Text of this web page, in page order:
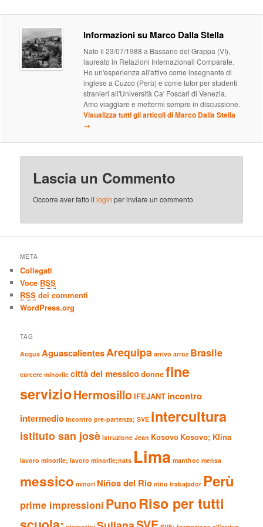
Informazioni su Marco Dalla Stella
Nato il 23/07/1988 a Bassano del Grappa (VI),
laureato in Relazioni Internazionali Comparate.
Ho un'esperienza all'attivo come insegnante di
inglese a Cuzco (Perù) e come tutor per studenti
stranieri all'Università Ca' Foscari di Venezia.
Amo viaggiare e mettermi sempre in discussione.
Visualizza tutti gli articoli di Marco Dalla Stella
→
Lascia un Commento
Occorre aver fatto illogin per inviare un commento
META
Collegati
Voce RSS
RSS dei commenti
WordPress.org
TAG
Acqua AguascalientesArequipa arrivo arroz Brasile
carcere minorile città del messicodonnefine
servizioHermosilloIFEJANT incontro
intermedio Incontro pre-partenza; SVE intercultura
istituto san josè istruzione Jean Kosovo Kosovo; Klina
lavoro minorile; lavoro minorile;nats Lima manthoc mensa
messico minori Niños del Rio niño trabajador Perù
prime impressioni PunoRiso per tutti